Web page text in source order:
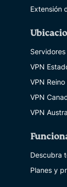
Extensión
VPN
VPN
VPN
VPN
Descubra
Planes y